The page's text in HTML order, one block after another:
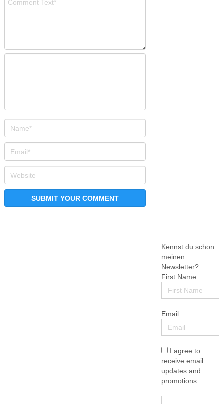
Kennst du schon
meinen
Newsletter?
First Name:
Email:
I agree to
receive email
updates and
promotions.